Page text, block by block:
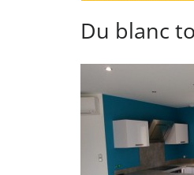
Du blanc